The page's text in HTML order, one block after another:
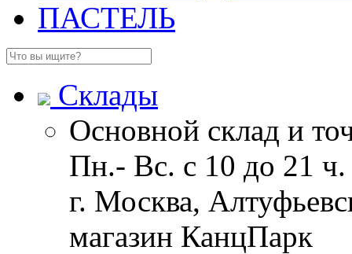
ПАСТЕЛЬ
Склады
Основной склад и
Пн.- Вс. с 10 до 21 ч.
г. Москва,
магазин КанцПарк